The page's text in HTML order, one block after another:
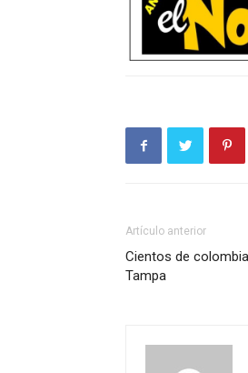
Artículo anterior
Cientos de
Tampa